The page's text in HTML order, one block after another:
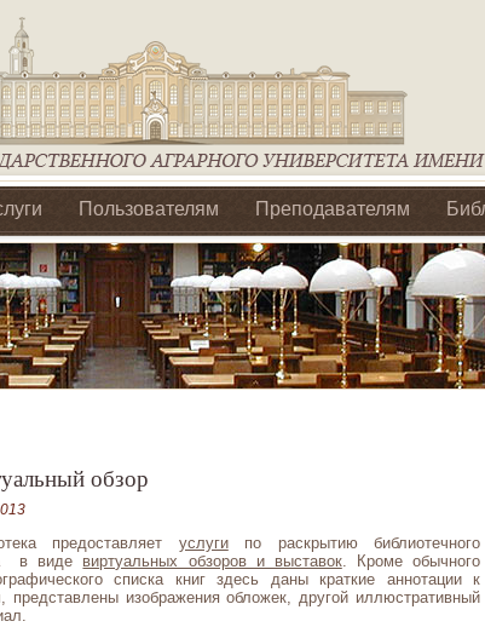
Пользователям Преподавателям
по ЦФО
обзор
предоставляет услугипо раскрытию библиотечного
в виде виртуальных обзоров и выставок. Кроме обычного
списка книг здесь даны краткие аннотации к
представлены изображения обложек, другой иллюстративный